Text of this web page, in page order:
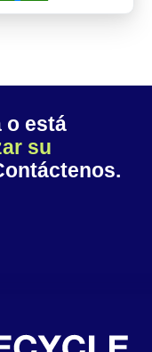
o está
su